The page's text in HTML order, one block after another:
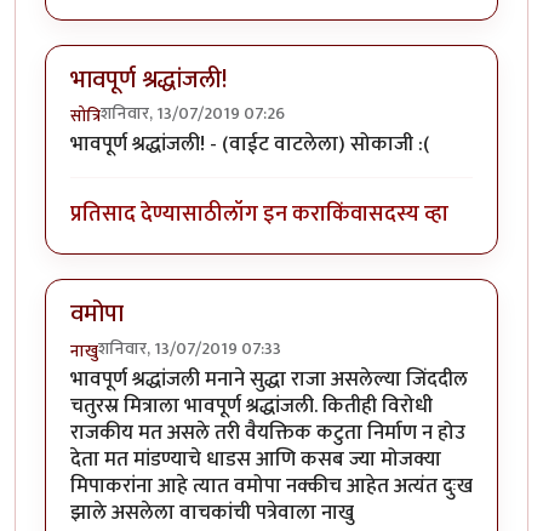
भावपूर्ण श्रद्धांजली!
सोत्रिशनिवार, 13/07/2019 07:26
भावपूर्ण श्रद्धांजली! - (वाईट वाटलेला) सोकाजी :(
प्रतिसाद देण्यासाठीलॉग इन कराकिंवासदस्य व्हा
वमोपा
नाखुशनिवार, 13/07/2019 07:33
भावपूर्ण श्रद्धांजली मनाने सुद्धा राजा असलेल्या जिंददील
चतुरस्र मित्राला भावपूर्ण श्रद्धांजली. कितीही विरोधी
राजकीय मत असले तरी वैयक्तिक कटुता निर्माण न होउ
देता मत मांडण्याचे धाडस आणि कसब ज्या मोजक्या
मिपाकरांना आहे त्यात वमोपा नक्कीच आहेत अत्यंत दुःख
झाले असलेला वाचकांची पत्रेवाला नाखु